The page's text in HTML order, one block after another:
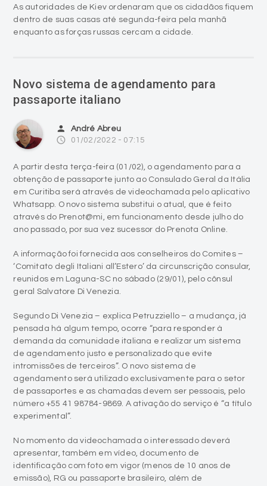
As autoridades de Kiev ordenaram que os cidadãos fiquem
dentro de suas casas até segunda-feira pela manhã
enquanto as forças russas cercam a cidade.
Novo sistema de agendamento para
passaporte italiano
person André Abreu
access_time 01/02/2022 - 07:15
A partir desta terça-feira (01/02), o agendamento para a
obtenção de passaporte junto ao Consulado Geral da Itália
em Curitiba será através de videochamada pelo aplicativo
Whatsapp. O novo sistema substitui o atual, que é feito
através do Prenot@mi, em funcionamento desde julho do
ano passado, por sua vez sucessor do Prenota Online.
A informação foi fornecida aos conselheiros do Comites –
‘Comitato degli Italiani all’Estero’ da circunscrição consular,
reunidos em Laguna-SC no sábado (29/01), pelo cônsul
geral Salvatore Di Venezia.
Segundo Di Venezia – explica Petruzziello – a mudança, já
pensada há algum tempo, ocorre “para responder à
demanda da comunidade italiana e realizar um sistema
de agendamento justo e personalizado que evite
intromissões de terceiros”. O novo sistema de
agendamento será utilizado exclusivamente para o setor
de passaportes e as chamadas devem ser pessoais, pelo
número +55 41 98784-9869. A ativação do serviço é “a título
experimental”.
No momento da videochamada o interessado deverá
apresentar, também em vídeo, documento de
identificação com foto em vigor (menos de 10 anos de
emissão), RG ou passaporte brasileiro, além de